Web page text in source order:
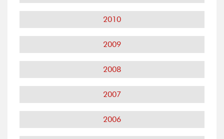
2010
2009
2008
2007
2006